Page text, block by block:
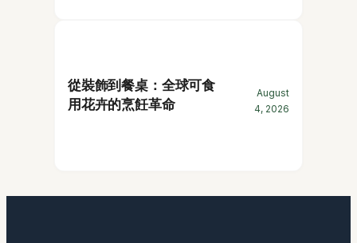
從裝飾到餐桌：全球可食
用花卉的烹飪革命
August
4, 2026